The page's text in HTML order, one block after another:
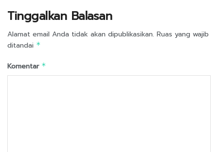
Tinggalkan Balasan
Alamat email Anda tidak akan dipublikasikan. Ruas yang wajib
ditandai *
Komentar *